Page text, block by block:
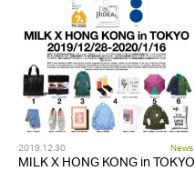
2019.12.30 News
MILK X HONG KONG in TOKYO